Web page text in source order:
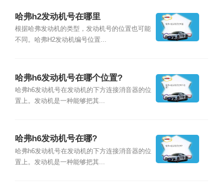
哈弗h2发动机号在哪里
根据哈弗发动机的类型，发动机号的位置也可能
不同。哈弗H2发动机编号位置...
哈弗h6发动机号在哪个位置?
哈弗h6发动机号在发动机的下方连接消音器的位
置上。发动机是一种能够把其...
哈弗h6发动机号在哪?
哈弗h6发动机号在发动机的下方连接消音器的位
置上。发动机是一种能够把其...